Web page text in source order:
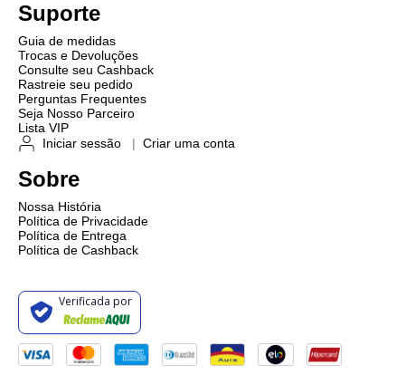
Suporte
Guia de medidas
Trocas e Devoluções
Consulte seu Cashback
Rastreie seu pedido
Perguntas Frequentes
Seja Nosso Parceiro
Lista VIP
Iniciar sessão
| Criar uma conta
Sobre
Nossa História
Política de Privacidade
Política de Entrega
Política de Cashback
Verificada por